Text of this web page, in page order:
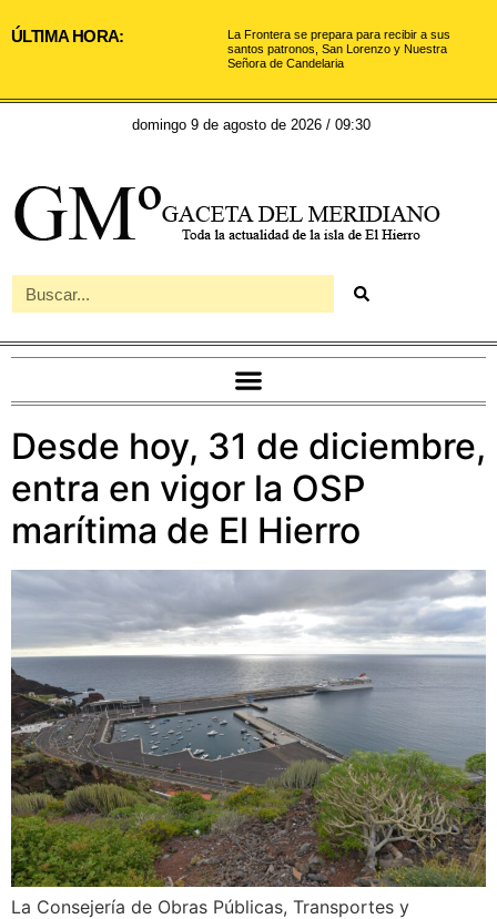
ÚLTIMA HORA:
La Frontera se prepara para recibir a sus
santos patronos, San Lorenzo y Nuestra
Señora de Candelaria
domingo 9 de agosto de 2026 / 09:30
Desde hoy, 31 de diciembre,
entra en vigor la OSP
marítima de El Hierro
La Consejería de Obras Públicas, Transportes y